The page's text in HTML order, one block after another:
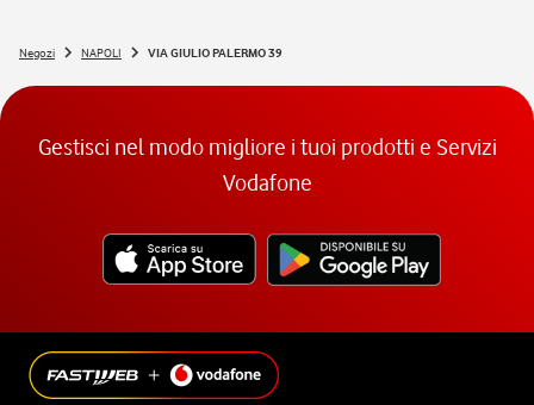
Negozi NAPOLI VIA GIULIO PALERMO 39
Gestisci nel modo migliore i tuoi prodotti e Servizi
Vodafone